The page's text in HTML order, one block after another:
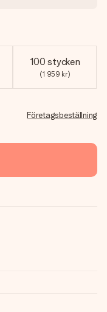
100 stycken
(1 959 kr)
Företagsbeställning